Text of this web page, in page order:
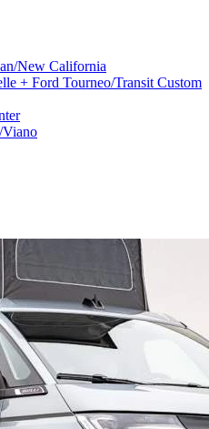
New California
+ Ford Tourneo/Transit Custom
Viano